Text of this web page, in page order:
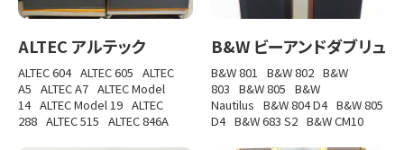
ALTEC アルテック
ALTEC 604 ALTEC 605 ALTEC
A5 ALTEC A7 ALTEC Model
14 ALTEC Model 19 ALTEC
288 ALTEC 515 ALTEC 846A
B&W ビーアンドダブリュ
B&W 801 B&W 802 B&W
803 B&W 805 B&W
Nautilus B&W 804 D4 B&W 805
D4 B&W 683 S2 B&W CM10